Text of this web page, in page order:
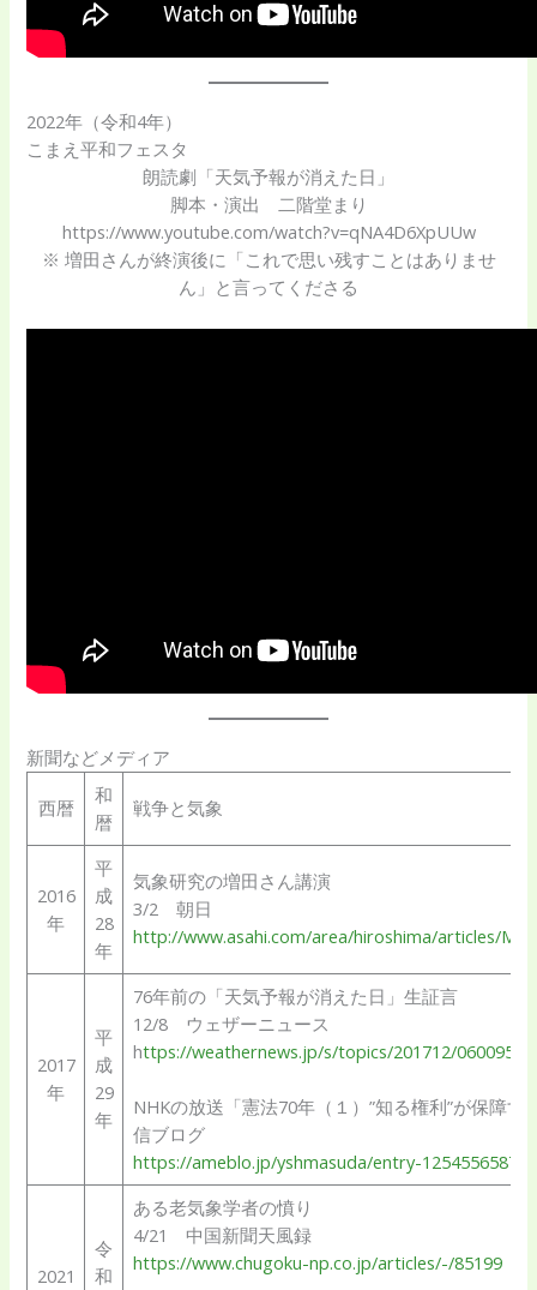
2022年（令和4年）
こまえ平和フェスタ
朗読劇「天気予報が消えた日」
脚本・演出 二階堂まり
https://www.youtube.com/watch?v=qNA4D6XpUUw
※ 増田さんが終演後に「これで思い残すことはありませ
ん」と言ってくださる
新聞などメディア
西暦
和
暦
戦争と気象
2016
年
平
成
28
年
気象研究の増田さん講演
3/2 朝日
http://www.asahi.com/area/hiroshima/articles/
2017
年
平
成
29
年
76年前の「天気予報が消えた日」生証言
12/8 ウェザーニュース
https://weathernews.jp/s/topics/201712/060095/
NHKの放送「憲法70年（１）”知る権利”が保障
信ブログ
https://ameblo.jp/yshmasuda/entry-
2021
令
和
ある老気象学者の憤り
4/21 中国新聞天風録
https://www.chugoku-np.co.jp/articles/-/85199